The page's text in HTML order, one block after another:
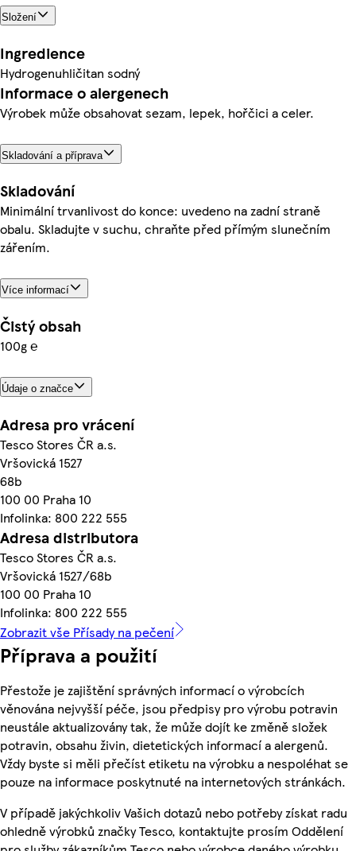
Složení
Ingredience
Hydrogenuhličitan sodný
Informace o alergenech
Výrobek může obsahovat sezam, lepek, hořčici a celer.
Skladování a příprava
Skladování
Minimální trvanlivost do konce: uvedeno na zadní straně
obalu. Skladujte v suchu, chraňte před přímým slunečním
zářením.
Více informací
Čistý obsah
100g ℮
Údaje o značce
Adresa pro vrácení
Tesco Stores ČR a.s.
Vršovická 1527
68b
100 00 Praha 10
Infolinka: 800 222 555
Adresa distributora
Tesco Stores ČR a.s.
Vršovická 1527/68b
100 00 Praha 10
Infolinka: 800 222 555
Zobrazit vše Přísady na pečení
Příprava a použití
Přestože je zajištění správných informací o výrobcích
věnována nejvyšší péče, jsou předpisy pro výrobu potravin
neustále aktualizovány tak, že může dojít ke změně složek
potravin, obsahu živin, dietetických informací a alergenů.
Vždy byste si měli přečíst etiketu na výrobku a nespoléhat se
pouze na informace poskytnuté na internetových stránkách.
V případě jakýchkoliv Vašich dotazů nebo potřeby získat radu
ohledně výrobků značky Tesco, kontaktujte prosím Oddělení